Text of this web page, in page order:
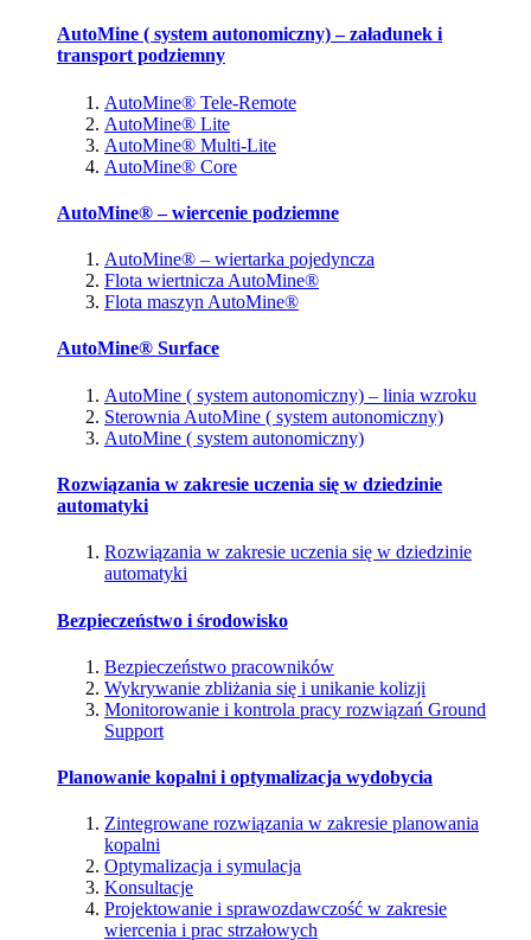
AutoMine ( system autonomiczny) – załadunek i
transport podziemny
AutoMine® Tele-Remote
AutoMine® Lite
AutoMine® Multi-Lite
AutoMine® Core
AutoMine® – wiercenie podziemne
AutoMine® – wiertarka pojedyncza
Flota wiertnicza AutoMine®
Flota maszyn AutoMine®
AutoMine® Surface
AutoMine ( system autonomiczny) – linia wzroku
Sterownia AutoMine ( system autonomiczny)
AutoMine ( system autonomiczny)
Rozwiązania w zakresie uczenia się w dziedzinie
automatyki
Rozwiązania w zakresie uczenia się w dziedzinie
automatyki
Bezpieczeństwo i środowisko
Bezpieczeństwo pracowników
Wykrywanie zbliżania się i unikanie kolizji
Monitorowanie i kontrola pracy rozwiązań Ground
Support
Planowanie kopalni i optymalizacja wydobycia
Zintegrowane rozwiązania w zakresie planowania
kopalni
Optymalizacja i symulacja
Konsultacje
Projektowanie i sprawozdawczość w zakresie
wiercenia i prac strzałowych